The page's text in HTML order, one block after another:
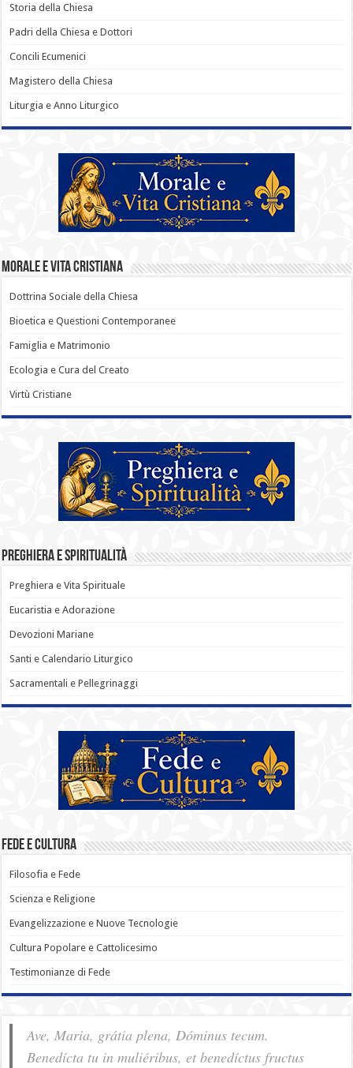
Storia della Chiesa
Padri della Chiesa e Dottori
Concili Ecumenici
Magistero della Chiesa
Liturgia e Anno Liturgico
Morale e Vita Cristiana
Dottrina Sociale della Chiesa
Bioetica e Questioni Contemporanee
Famiglia e Matrimonio
Ecologia e Cura del Creato
Virtù Cristiane
Preghiera e Spiritualità
Preghiera e Vita Spirituale
Eucaristia e Adorazione
Devozioni Mariane
Santi e Calendario Liturgico
Sacramentali e Pellegrinaggi
Fede e Cultura
Filosofia e Fede
Scienza e Religione
Evangelizzazione e Nuove Tecnologie
Cultura Popolare e Cattolicesimo
Testimonianze di Fede
Ave, Maria, grátia plena, Dóminus tecum.
Benedícta tu in muliéribus, et benedíctus fructus